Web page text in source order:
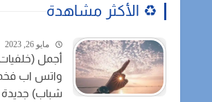
♻️ الأكثر مشاهدة
مايو 26, 2023
أجمل
واتس اب
شباب) جديدة